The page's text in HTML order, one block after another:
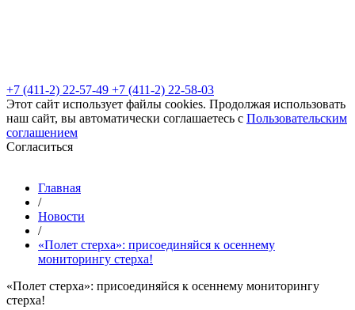
+7 (411-2) 22-57-49 +7 (411-2) 22-58-03
Этот сайт использует файлы cookies. Продолжая использовать
наш сайт, вы автоматически соглашаетесь с Пользовательским
соглашением
Согласиться
Главная
/
Новости
/
«Полет стерха»: присоединяйся к осеннему
мониторингу стерха!
«Полет стерха»: присоединяйся к осеннему мониторингу
стерха!